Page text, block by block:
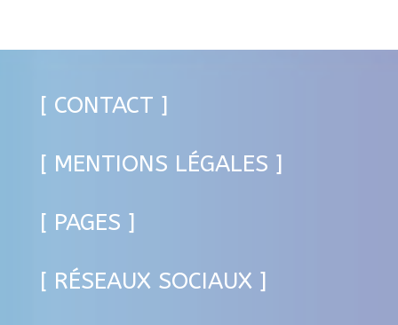
[ CONTACT ]
[ MENTIONS LÉGALES ]
[ PAGES ]
[ RÉSEAUX SOCIAUX ]